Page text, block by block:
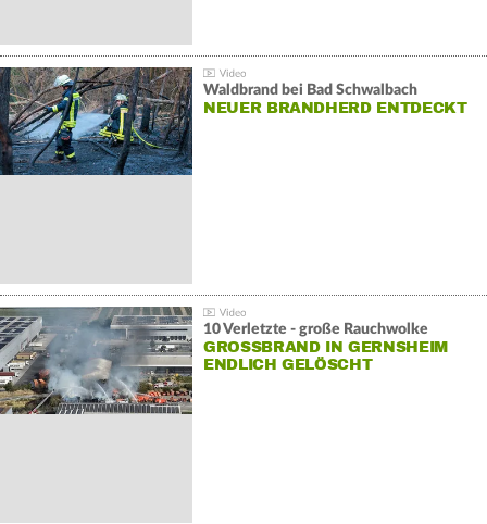
Waldbrand bei Bad Schwalbach
NEUER BRANDHERD ENTDECKT
10 Verletzte - große Rauchwolke
GROSSBRAND IN GERNSHEIM E
NDLICH GELÖSCHT